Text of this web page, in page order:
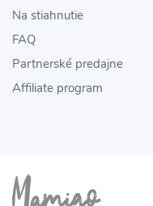
Na stiahnutie
FAQ
Partnerské predajne
Affiliate program